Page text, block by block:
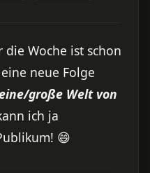
die Woche ist schon
neue Folge
große Welt von
ich ja
😄